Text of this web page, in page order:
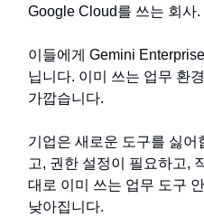
Google Cloud를 쓰는 회사.
이들에게 Gemini
닙니다. 이미 쓰는 업무 환
가깝습니다.
기업은 새로운 도구를 싫
고, 권한 설정이 필요하고,
대로 이미 쓰는 업무 도구
낮아집니다.